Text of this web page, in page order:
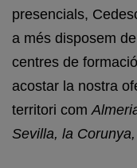
presencials,
a més disposem
centres de
acostar la nostra
territori com
Sevilla, la